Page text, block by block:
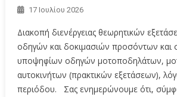
17 Ιουλίου 2026
Διακοπή διενέργειας θεωρητικών
οδηγών και δοκιμασιών προσόντων και
υποψηφίων οδηγών μοτοποδηλάτων,
αυτοκινήτων (πρακτικών εξετάσεων),
περιόδου. Σας ενημερώνουμε ότι,